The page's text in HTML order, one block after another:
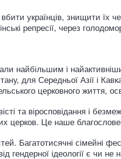
українців, знищити їх
репресії, через
найбільшим і
для Середньої Азії і
церковного життя,
та віросповідання і
церков. Це наше
Багатотисячні сімейні
гендерної ідеології є чи